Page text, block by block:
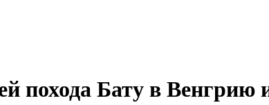
похода Бату в Венгрию